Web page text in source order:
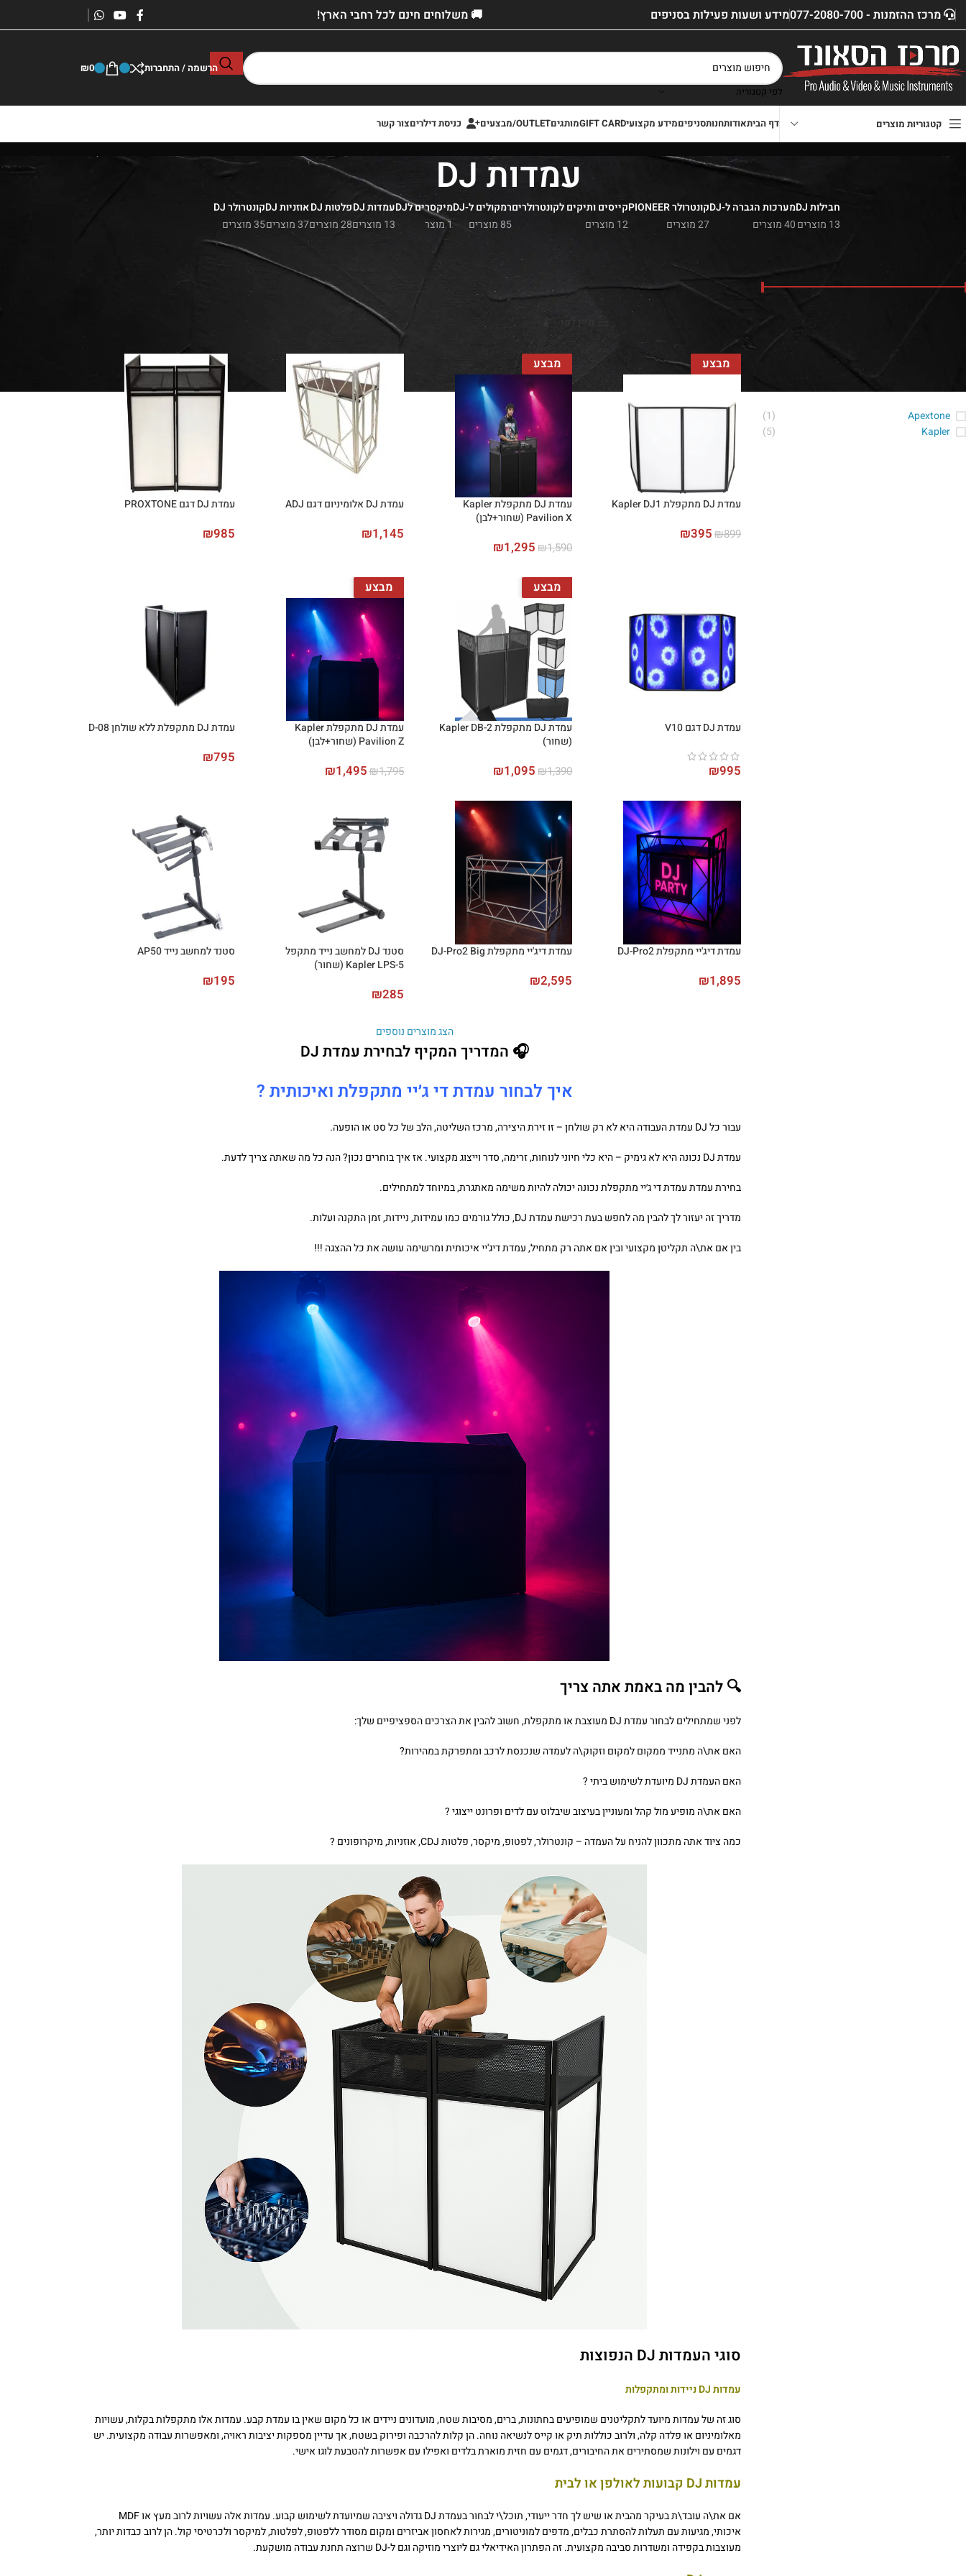
מרכז ההזמנות - 077-2080-700 מידע ושעות פעילות בסניפים 🚚 משלוחים חינם לכל רחבי הארץ!
לפי קטגוריה
הרשמה / התחברות ₪0
קטגוריות מוצרים דף הביתאודותחנותסניפיםמידע מקצועיGIFT CARDמותגיםOUTLET/מבצעים כניסת דילריםצור קשר
עמדות DJ
חבילות DJ
13 מוצרים
מערכות הגברה ל-DJ
40 מוצרים
קונטרולר PIONEER
27 מוצרים
קייסים ותיקים לקונטרולרים
12 מוצרים
רמקולים ל-DJ
85 מוצרים
מיקסרים לDJ
1 מוצר
עמדות DJ
13 מוצרים
פלטות DJ
28 מוצרים
אוזניות DJ
37 מוצרים
קונטרולר DJ
35 מוצרים
Apextone
(1)
Kapler
(5)
עמדות DJ
מרכז הסאונד – יבואני עמדות DJ וציוד לדיג'יי מקצועי מהמותגים המובילים בעולם המחירים הכי זולים במדינה ישר מהיבואן | חייגו אלינו בשיחה או ווצאפ :
050-2288600| אספקה מיידית , ומשלוחים מהירים לכל הארץ.
מיין לפי
מבצע
עמדת DJ מתקפלת Kapler DJ1
₪899
₪395
מבצע
עמדת DJ מתקפלת Kapler
Pavilion X (שחור+לבן)
₪1,590
₪1,295
עמדת DJ אלומיניום דגם ADJ
₪1,145
עמדת DJ דגם PROXTONE
₪985
עמדת DJ דגם V10
₪995
מבצע
עמדת DJ מתקפלת Kapler DB-2
(שחור)
₪1,390
₪1,095
מבצע
עמדת DJ מתקפלת Kapler
Pavilion Z (שחור+לבן)
₪1,795
₪1,495
עמדת DJ מתקפלת ללא שולחן D-08
₪795
עמדת דיג'יי מתקפלת DJ-Pro2
₪1,895
עמדת דיג'יי מתקפלת DJ-Pro2 Big
₪2,595
סטנד DJ למחשב נייד מתקפל
Kapler LPS-5 (שחור)
₪285
סטנד למחשב נייד AP50
₪195
הצג מוצרים נוספים
🎧 המדריך המקיף לבחירת עמדת DJ
איך לבחור עמדת די ג׳יי מתקפלת ואיכותית ?
עבור כל DJ עמדת העבודה היא לא רק שולחן – זו זירת היצירה, מרכז השליטה, הלב של כל סט או הופעה.
עמדת DJ נכונה היא לא גימיק – היא כלי חיוני לנוחות, זרימה, סדר וייצוג מקצועי. אז איך בוחרים נכון? הנה כל מה שאתה צריך לדעת.
בחירת עמדת עמדת די ג׳יי מתקפלת נכונה יכולה להיות משימה מאתגרת, במיוחד למתחילים.
מדריך זה יעזור לך להבין מה לחפש בעת רכישת עמדת DJ, כולל גורמים כמו עמידות, ניידות, זמן התקנה ועלות.
בין אם את\ה תקליטן מקצועי ובין אם אתה רק מתחיל, עמדת דיג'יי איכותית ומרשימה עושה את כל ההצגה !!!
🔍 להבין מה באמת אתה צריך
לפני שמתחילים לבחור עמדת DJ מעוצבת או מתקפלת, חשוב להבין את הצרכים הספציפיים שלך:
האם את\ה מתנייד ממקום למקום וזקוק\ה לעמדה שנכנסת לרכב ומתפרקת במהירות?
האם העמדת DJ מיועדת לשימוש ביתי ?
האם את\ה מופיע מול קהל ומעוניין בעיצוב שיבלוט עם לדים ופרונט ייצוגי ?
כמה ציוד אתה מתכוון להניח על העמדה – קונטרולר, לפטופ, מיקסר, פלטות CDJ, אוזניות, מיקרופונים ?
סוגי העמדות DJ הנפוצות
עמדות DJ ניידות ומתקפלות
סוג זה של עמדות מיועד לתקליטנים שמופיעים בחתונות, ברים, מסיבות שטח, מועדונים ניידים או כל מקום שאין בו עמדת קבע. עמדות אלו מתקפלות בקלות, עשויות
מאלומיניום או פלדה קלה, ולרוב כוללות תיק או קייס לנשיאה נוחה. הן קלות להרכבה ופירוק בשטח, אך עדיין מספקות יציבות ראויה, ומאפשרות עבודה מקצועית. יש
דגמים עם וילונות שמסתירים את החיבורים, דגמים עם חזית מוארת בלדים ואפילו עם אפשרות להטבעת לוגו אישי.
עמדות DJ קבועות לאולפן או לבית
אם את\ה עובד\ת בעיקר מהבית או שיש לך חדר ייעודי, תוכל\י לבחור בעמדת DJ גדולה ויציבה שמיועדת לשימוש קבוע. עמדות אלה עשויות לרוב מעץ או MDF
איכותי, מגיעות עם תעלות להסתרת כבלים, מדפים למוניטורים, מגירות לאחסון אביזרים ומקום מסודר ללפטופ, לפלטות, למיקסר ולכרטיסי קול. הן לרוב כבדות יותר,
מעוצבות בקפידה ומשדרות סביבה מקצועית. זה הפתרון האידיאלי גם ליוצרי מוזיקה וגם ל-DJ שרוצה תחנת עבודה מושקעת.